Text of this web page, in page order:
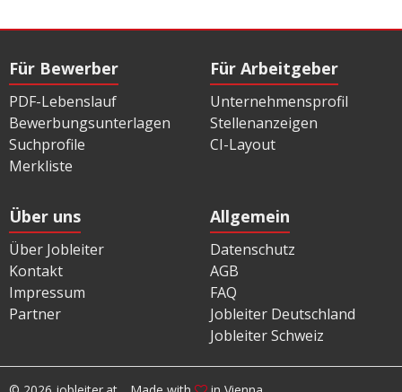
Für Bewerber
PDF-Lebenslauf
Bewerbungsunterlagen
Suchprofile
Merkliste
Für Arbeitgeber
Unternehmensprofil
Stellenanzeigen
CI-Layout
Über uns
Über Jobleiter
Kontakt
Impressum
Partner
Allgemein
Datenschutz
AGB
FAQ
Jobleiter Deutschland
Jobleiter Schweiz